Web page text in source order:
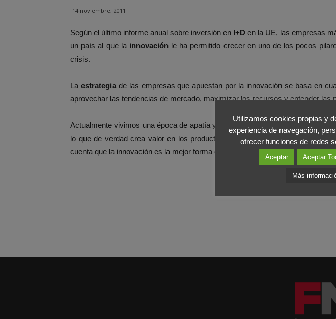
14 noviembre, 2011
Según el último informe anual sobre inversión en I+D en la UE, las empresas
un país al que la innovaciónle ha permitido crecer en uno de los pocos
crisis.
La estrategiade las empresas que apuestan por la innovación se basa en
aprovechar las tendencias de mercado, maximizar los recursos y entender las
Actualmente vivimos una época de apatía y recesión en el comercio donde lo
lo que de verdad crea valor en los productos y en un país es la innovación.
cuenta que la innovación es la mejor forma de hacer crecer un negocio. Hay
Utilizamos cookies propias y
experiencia de navegación,
ofrecer funciones de redes
Aceptar Aceptar
Más